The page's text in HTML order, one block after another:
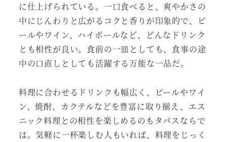
に仕上げられている。一口食べると、爽やかさの
中にじんわりと広がるコクと香りが印象的で、ビ
ールやワイン、ハイボールなど、どんなドリンク
とも相性が良い。食前の一皿としても、食事の途
中の口直しとしても活躍する万能な一品だ。
料理に合わせるドリンクも幅広く、ビールやワイ
ン、焼酎、カクテルなどを豊富に取り揃え、エス
ニック料理との相性を楽しめるのもタパスならで
は。気軽に一杯楽しむ人もいれば、料理をじっく